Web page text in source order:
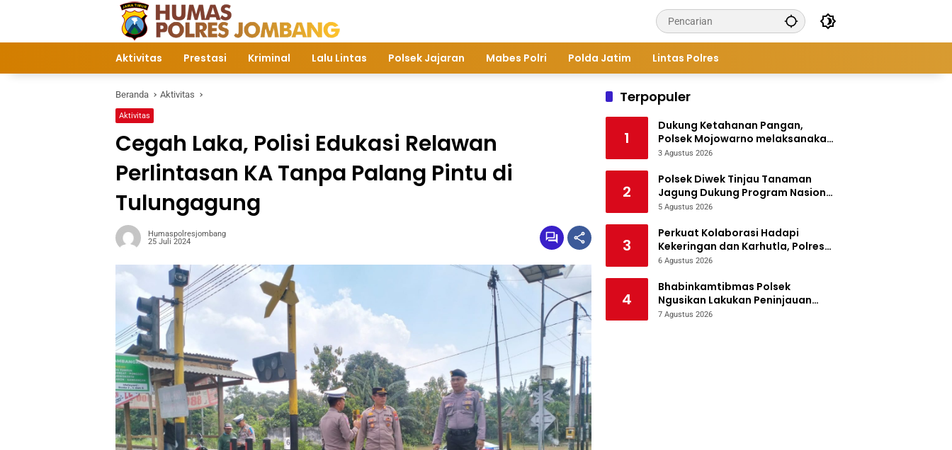
Aktivitas Prestasi Kriminal Lalu Lintas Polsek Jajaran Mabes Polri Polda Jatim Lintas Polres
Beranda Aktivitas
Aktivitas
Cegah Laka, Polisi Edukasi Relawan
Perlintasan KA Tanpa Palang Pintu di
Tulungagung
Humaspolresjombang
25 Juli 2024
Terpopuler
1
Dukung Ketahanan Pangan,
Polsek Mojowarno melaksanakan
Pengecekan Tanaman Jagung
3 Agustus 2026
2
Polsek Diwek Tinjau Tanaman
Jagung Dukung Program Nasional
Asta Cita
5 Agustus 2026
3
Perkuat Kolaborasi Hadapi
Kekeringan dan Karhutla, Polres
Jombang Gelar Apel Siaga
6 Agustus 2026
4
Bhabinkamtibmas Polsek
Ngusikan Lakukan Peninjauan
Tanaman Jagung Dalam Rangka
7 Agustus 2026